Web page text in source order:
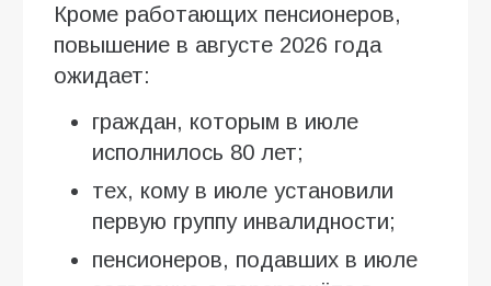
Кроме работающих пенсионеров,
повышение в августе 2026 года
ожидает:
граждан, которым в июле
исполнилось 80 лет;
тех, кому в июле установили
первую группу инвалидности;
пенсионеров, подавших в июле